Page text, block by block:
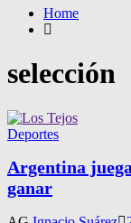
Home
selección
Deportes
Argentina
ganar